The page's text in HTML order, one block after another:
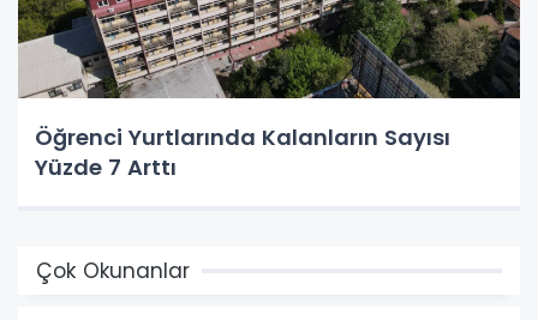
Öğrenci Yurtlarında Kalanların Sayısı
Yüzde 7 Arttı
Çok Okunanlar